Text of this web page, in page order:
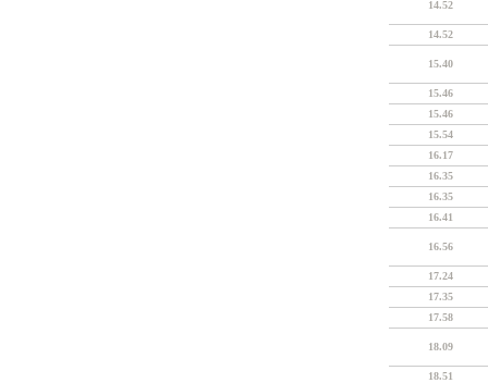
14.52
14.52
15.40
15.46
15.46
15.54
16.17
16.35
16.35
16.41
16.56
17.24
17.35
17.58
18.09
18.51